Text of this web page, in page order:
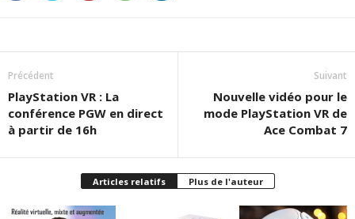
Précédent
PlayStation VR : La
conférence PGW en direct
à partir de 16h
Suivant
Nouvelle vidéo pour le
mode PlayStation VR de
Ace Combat 7
Articles relatifs Plus de l'auteur